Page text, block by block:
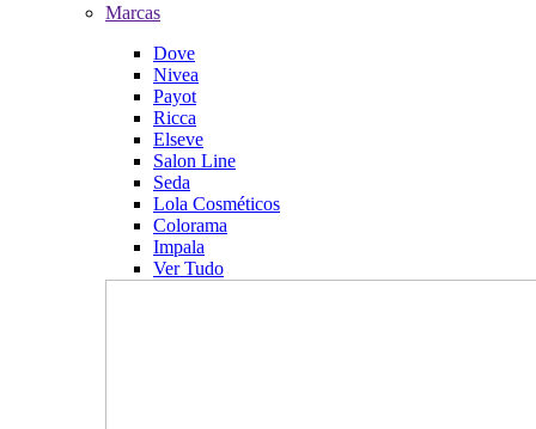
Marcas
Dove
Nivea
Payot
Ricca
Elseve
Salon Line
Seda
Lola Cosméticos
Colorama
Impala
Ver Tudo